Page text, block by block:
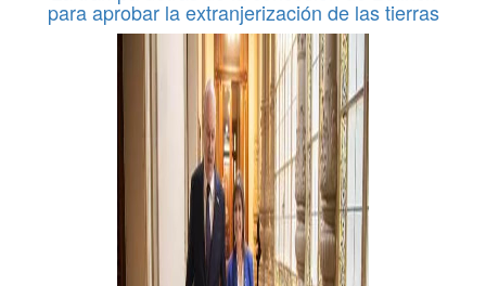
para aprobar la extranjerización de las tierras